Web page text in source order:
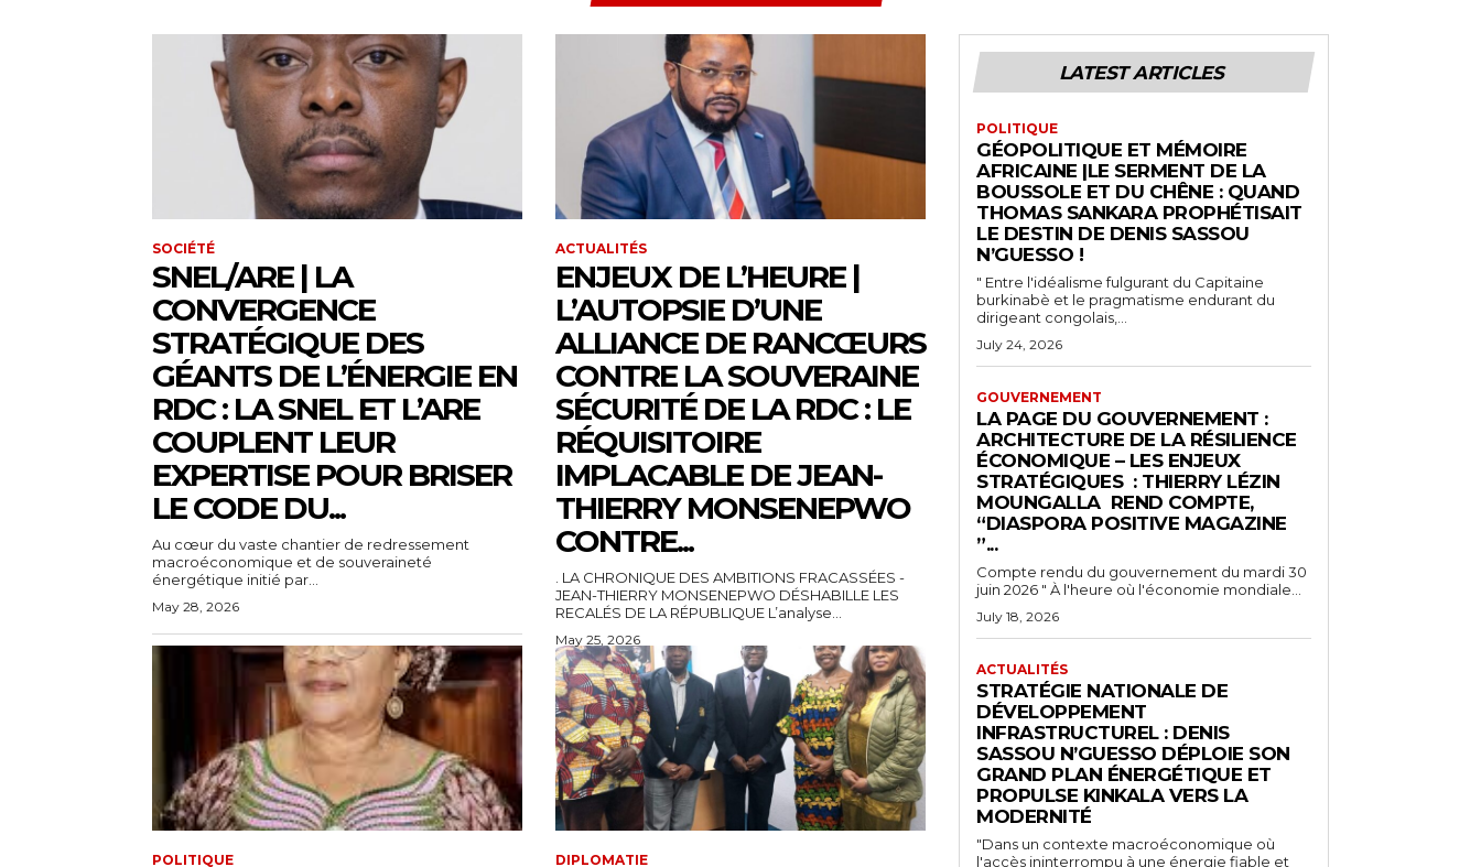
SOCIÉTÉ
SNEL/ARE | LA
CONVERGENCE
STRATÉGIQUE DES
GÉANTS DE L’ÉNERGIE EN
RDC : LA SNEL ET L’ARE
COUPLENT LEUR
EXPERTISE POUR BRISER
LE CODE DU...
Au cœur du vaste chantier de redressement
macroéconomique et de souveraineté
énergétique initié par...
May 28, 2026
ACTUALITÉS
ENJEUX DE L’HEURE |
L’AUTOPSIE D’UNE
ALLIANCE DE RANCŒURS
CONTRE LA SOUVERAINE
SÉCURITÉ DE LA RDC : LE
RÉQUISITOIRE
IMPLACABLE DE JEAN-
THIERRY MONSENEPWO
CONTRE...
JEAN-THIERRY MONSENEPWO DÉSHABILLE LES
RECALÉS DE LA RÉPUBLIQUE L’analyse...
May 25, 2026
POLITIQUE DIPLOMATIE
LATEST ARTICLES
POLITIQUE
GÉOPOLITIQUE ET MÉMOIRE
AFRICAINE |LE SERMENT DE LA
BOUSSOLE ET DU CHÊNE : QUAND
THOMAS SANKARA PROPHÉTISAIT
LE DESTIN DE DENIS SASSOU
N’GUESSO !
" Entre l'idéalisme fulgurant du Capitaine
burkinabè et le pragmatisme endurant du
dirigeant congolais,...
July 24, 2026
GOUVERNEMENT
LA PAGE DU GOUVERNEMENT :
ARCHITECTURE DE LA RÉSILIENCE
ÉCONOMIQUE – LES ENJEUX
STRATÉGIQUES : THIERRY LÉZIN
MOUNGALLA REND COMPTE,
“DIASPORA POSITIVE MAGAZINE
”...
Compte rendu du gouvernement du mardi 30
juin 2026 " À l'heure où l'économie mondiale...
July 18, 2026
ACTUALITÉS
STRATÉGIE NATIONALE DE
DÉVELOPPEMENT
INFRASTRUCTUREL : DENIS
SASSOU N’GUESSO DÉPLOIE SON
GRAND PLAN ÉNERGÉTIQUE ET
PROPULSE KINKALA VERS LA
MODERNITÉ
"Dans un contexte macroéconomique où
l'accès ininterrompu à une énergie fiable et